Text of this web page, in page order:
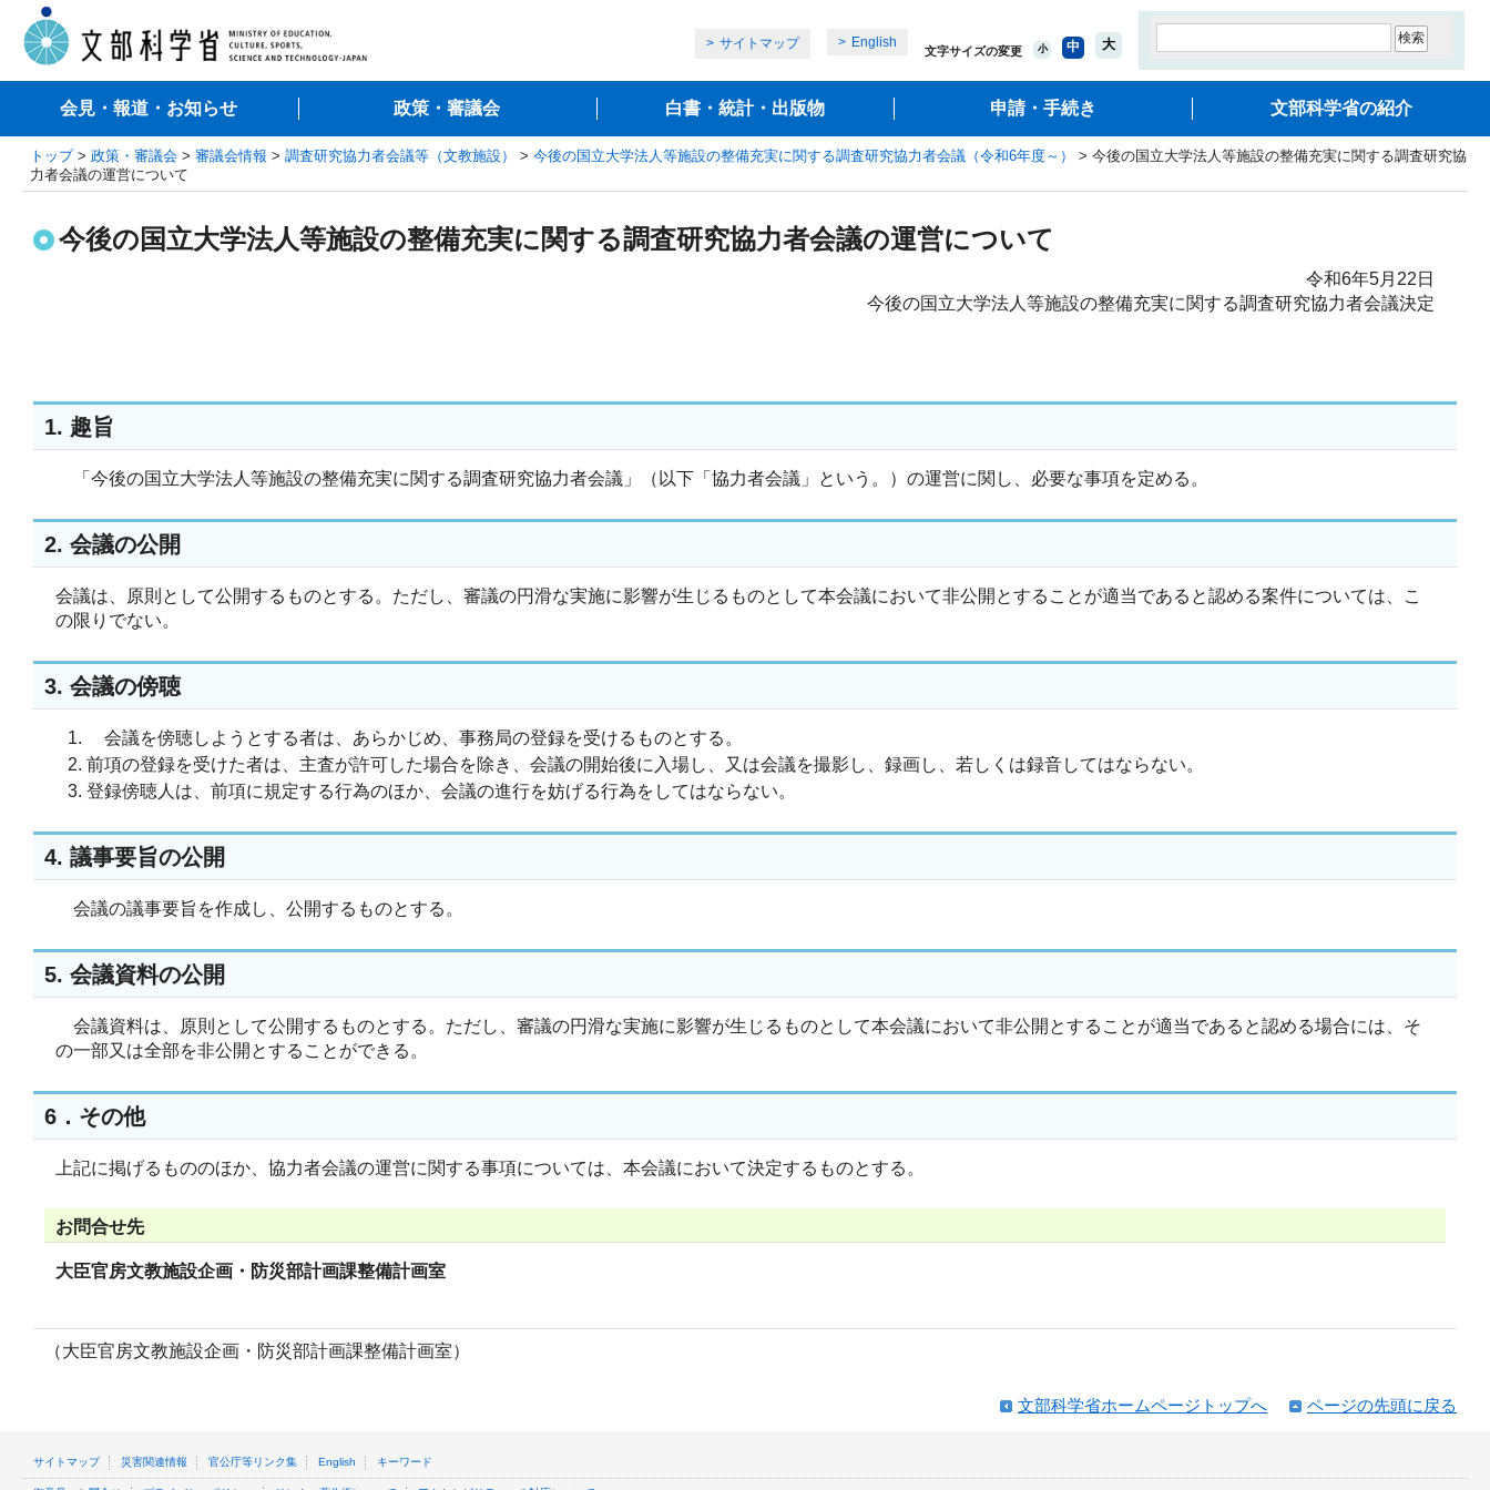
サイトマップ English
文字サイズの変更 小 中 大
会見・報道・お知らせ 政策・審議会 白書・統計・出版物 申請・手続き 文部科学省の紹介
トップ> 政策・審議会 > 審議会情報 > 調査研究協力者会議等（文教施設） > 今後の国立大学法人等施設の整備充実に関する調査研究協力者会議（令和6年度～）
> 今後の国立大学法人等施設の整備充実に関する調査研究協
力者会議の運営について
今後の国立大学法人等施設の整備充実に関する調査研究協力者会議の運営について
令和6年5月22日
今後の国立大学法人等施設の整備充実に関する調査研究協力者会議決定
1. 趣旨
「今後の国立大学法人等施設の整備充実に関する調査研究協力者会議」（以下「協力者会議」という。）の運営に関し、必要な事項を定める。
2. 会議の公開
会議は、原則として公開するものとする。ただし、審議の円滑な実施に影響が生じるものとして本会議において非公開とすることが適当であると認める案件については、こ
の限りでない。
3. 会議の傍聴
会議を傍聴しようとする者は、あらかじめ、事務局の登録を受けるものとする。
前項の登録を受けた者は、主査が許可した場合を除き、会議の開始後に入場し、又は会議を撮影し、録画し、若しくは録音してはならない。
登録傍聴人は、前項に規定する行為のほか、会議の進行を妨げる行為をしてはならない。
4. 議事要旨の公開
会議の議事要旨を作成し、公開するものとする。
5. 会議資料の公開
会議資料は、原則として公開するものとする。ただし、審議の円滑な実施に影響が生じるものとして本会議において非公開とすることが適当であると認める場合には、そ
の一部又は全部を非公開とすることができる。
6．その他
上記に掲げるもののほか、協力者会議の運営に関する事項については、本会議において決定するものとする。
お問合せ先
大臣官房文教施設企画・防災部計画課整備計画室
（大臣官房文教施設企画・防災部計画課整備計画室）
ページの先頭に戻る
文部科学省ホームページトップへ
サイトマップ 災害関連情報 官公庁等リンク集 English キーワード